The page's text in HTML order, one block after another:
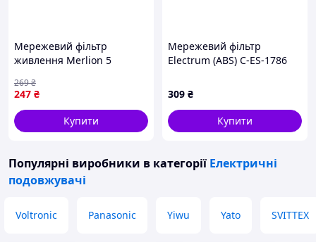
Мережевий фільтр
живлення Merlion 5
Доступний
247 ₴
269₴
Купити
Мережевий фільтр
Electrum (ABS) C-ES-1786
309 ₴
Купити
Популярні виробники в категорії Електричні
подовжувачі
Voltronic Panasonic Yiwu Yato SVITTEX